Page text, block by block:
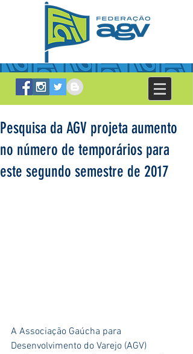
Pesquisa da AGV projeta aumento
no número de temporários para
este segundo semestre de 2017
A Associação Gaúcha para
Desenvolvimento do Varejo (AGV)